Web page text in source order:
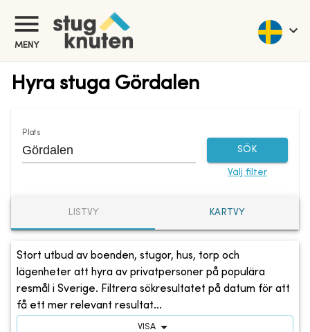
MENY
Hyra stuga Gördalen
Plats
SÖK
Välj filter
LISTVY KARTVY
Stort utbud av boenden, stugor, hus, torp och
lägenheter att hyra av privatpersoner på populära
resmål i Sverige. Filtrera sökresultatet på datum för att
få ett mer relevant resultat...
VISA